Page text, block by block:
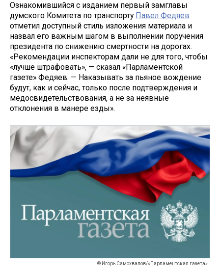
Ознакомившийся с изданием первый замглавы
думского Комитета по транспорту Павел Федяев
отметил доступный стиль изложения материала и
назвал его важным шагом в выполнении поручения
президента по снижению смертности на дорогах.
«Рекомендации инспекторам дали не для того, чтобы
«лучше штрафовать», — сказал «Парламентской
газете» Федяев. — Наказывать за пьяное вождение
будут, как и сейчас, только после подтверждения и
медосвидетельствования, а не за неявные
отклонения в манере езды».
© Игорь Самохвалов/«Парламентская газета»